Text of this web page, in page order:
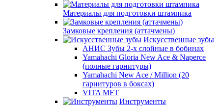
Материалы для подготовки штампика
Замковые крепления (аттачмены)
Искусственные зубы
АНИС Зубы 2-х слойные в бобинах
Yamahachi Gloria New Ace & Naperce
(полные гарнитуры)
Yamahachi New Ace / Million (20
гарнитуров в боксах)
VITA MFT
Инструменты